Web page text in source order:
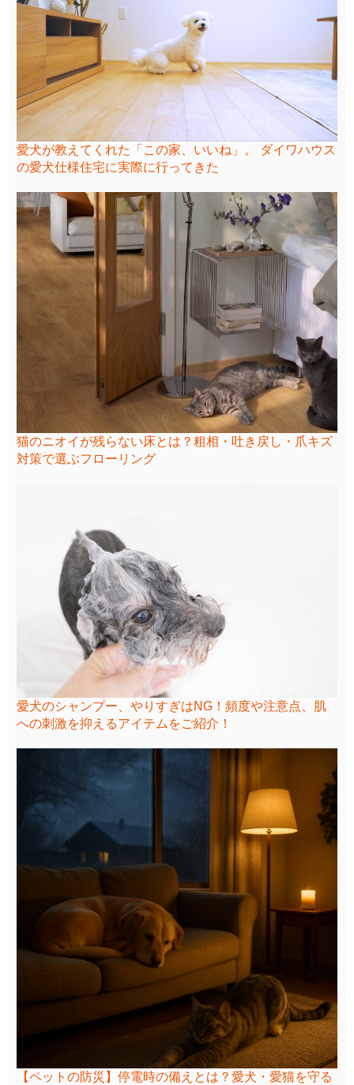
愛犬が教えてくれた「この家、いいね」。 ダイワハウス
の愛犬仕様住宅に実際に行ってきた
猫のニオイが残らない床とは？粗相・吐き戻し・爪キズ
対策で選ぶフローリング
愛犬のシャンプー、やりすぎはNG！頻度や注意点、肌
への刺激を抑えるアイテムをご紹介！
【ペットの防災】停電時の備えとは？愛犬・愛猫を守る